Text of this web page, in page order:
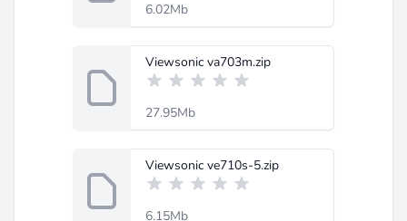
6.02Mb
Viewsonic va703m.zip
27.95Mb
Viewsonic ve710s-5.zip
6.15Mb